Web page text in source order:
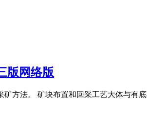
版网络版
方法。 矿块布置和回采工艺大体与有